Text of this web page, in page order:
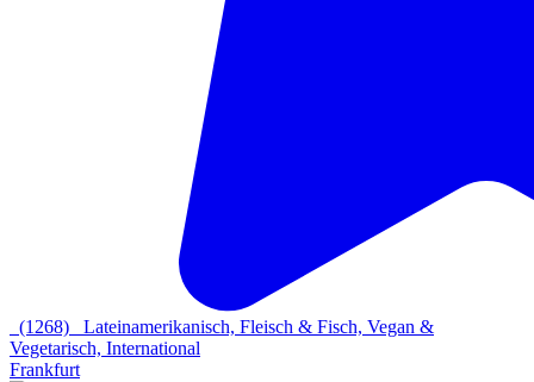
(1268) Lateinamerikanisch, Fleisch & Fisch, Vegan &
Vegetarisch, International
Frankfurt